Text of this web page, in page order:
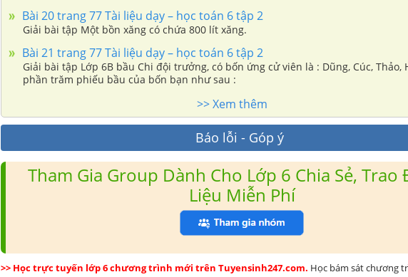
Bài 20 trang 77 Tài liệu dạy – học toán 6 tập 2
Giải bài tập Một bồn xăng có chứa 800 lít xăng.
Bài 21 trang 77 Tài liệu dạy – học toán 6 tập 2
Giải bài tập Lớp 6B bầu Chi đội trưởng, có bốn ứng cử viên là : Dũng, Cúc, Thảo,
phần trăm phiếu bầu của bốn bạn như sau :
>> Xem thêm
Báo lỗi - Góp ý
Tham Gia Group Dành Cho Lớp 6 Chia Sẻ, Trao
Liệu Miễn Phí
>> Học trực tuyến lớp 6 chương trình mới trên Tuyensinh247.com. Học bám sát chương